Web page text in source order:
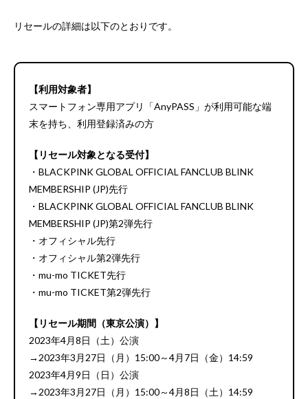
リセールの詳細は以下のとおりです。
【利用対象者】
スマートフォン専用アプリ「AnyPASS」が利用可能な端
末を持ち、利用登録済みの方
【リセール対象となる受付】
・BLACKPINK GLOBAL OFFICIAL FANCLUB BLINK
MEMBERSHIP (JP)先行
・BLACKPINK GLOBAL OFFICIAL FANCLUB BLINK
MEMBERSHIP (JP)第2弾先行
・オフィシャル先行
・オフィシャル第2弾先行
・mu-mo TICKET先行
・mu-mo TICKET第2弾先行
【リセール期間（東京公演）】
2023年4月8日（土）公演
→2023年3月27日（月）15:00～4月7日（金）14:59
2023年4月9日（日）公演
→2023年3月27日（月）15:00～4月8日（土）14:59